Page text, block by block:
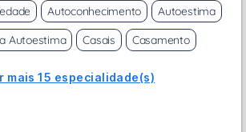
Autoconhecimento
Autoestima
Autoestima
Casais Casamento
mais 15 especialidade(s)